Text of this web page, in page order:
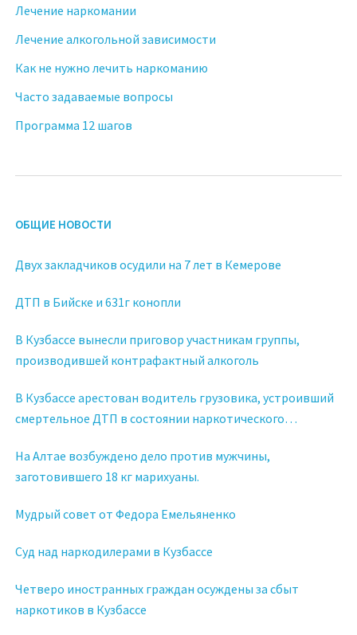
Лечение наркомании
Лечение алкогольной зависимости
Как не нужно лечить наркоманию
Часто задаваемые вопросы
Программа 12 шагов
ОБЩИЕ НОВОСТИ
Двух закладчиков осудили на 7 лет в Кемерове
ДТП в Бийске и 631г конопли
В Кузбассе вынесли приговор участникам группы,
производившей контрафактный алкоголь
В Кузбассе арестован водитель грузовика, устроивший
смертельное ДТП в состоянии наркотического
На Алтае возбуждено дело против мужчины,
заготовившего 18 кг марихуаны.
Мудрый совет от Федора Емельяненко
Суд над наркодилерами в Кузбассе
Четверо иностранных граждан осуждены за сбыт
наркотиков в Кузбассе